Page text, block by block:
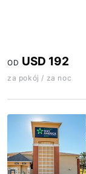
OD USD 192
za pokój / za noc